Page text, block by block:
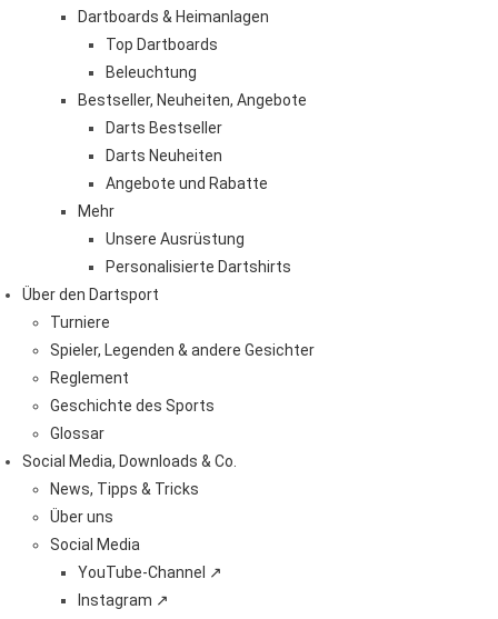
Dartboards & Heimanlagen
Top Dartboards
Beleuchtung
Bestseller, Neuheiten, Angebote
Darts Bestseller
Darts Neuheiten
Angebote und Rabatte
Mehr
Unsere Ausrüstung
Personalisierte Dartshirts
Über den Dartsport
Turniere
Spieler, Legenden & andere Gesichter
Reglement
Geschichte des Sports
Glossar
Social Media, Downloads & Co.
News, Tipps & Tricks
Über uns
Social Media
YouTube-Channel ↗
Instagram ↗